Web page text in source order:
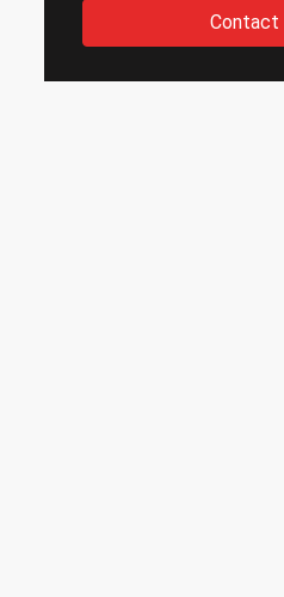
Contact